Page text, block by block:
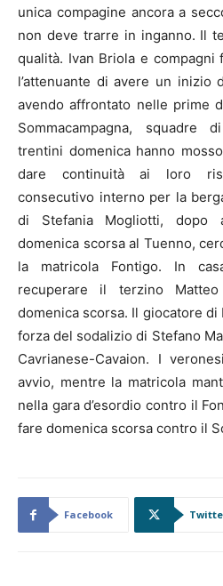
unica compagine ancora a
non deve trarre in inganno. Il
qualità. Ivan Briola e compagni
l’attenuante di avere un inizio
avendo affrontato nelle prime
Sommacampagna, squadre
trentini domenica hanno
dare continuità ai loro
consecutivo interno per la
di Stefania Mogliotti, dopo
domenica scorsa al Tuenno,
la matricola Fontigo. In
recuperare il terzino
domenica scorsa. Il giocatore
forza del sodalizio di Stefano
Cavrianese-Cavaion. I
avvio, mentre la matricola
nella gara d’esordio contro il
fare domenica scorsa contro il
Facebook